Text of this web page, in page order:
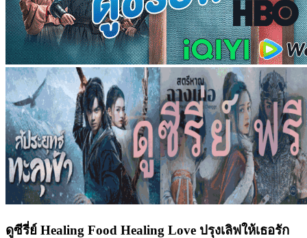
ดูซีรี่ย์ Healing Food Healing Love ปรุงเลิฟให้เธอรัก